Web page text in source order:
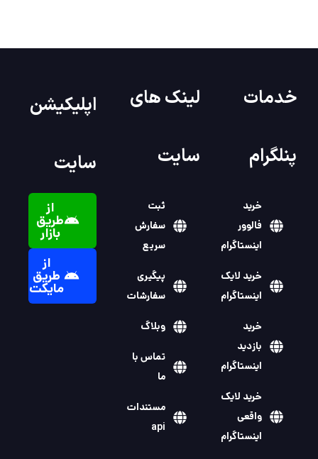
خدمات
پنلگرام
خرید
فالوور
اینستاگرام
خرید لایک
اینستاگرام
خرید
بازدید
اینستاگرام
خرید لایک
واقعی
اینستاگرام
لینک های
سایت
ثبت
سفارش
سریع
پیگیری
سفارشات
وبلاگ
تماس با
ما
مستندات
api
اپلیکیشن
سایت
از
طریق
بازار
از
طریق
مایکت